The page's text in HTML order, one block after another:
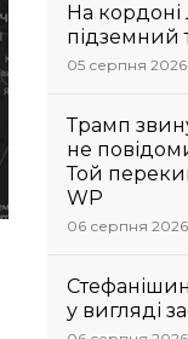
На кордоні
підземний
05 серпня 2026
Трамп
не
Той
WP
06 серпня 2026
у вигляді